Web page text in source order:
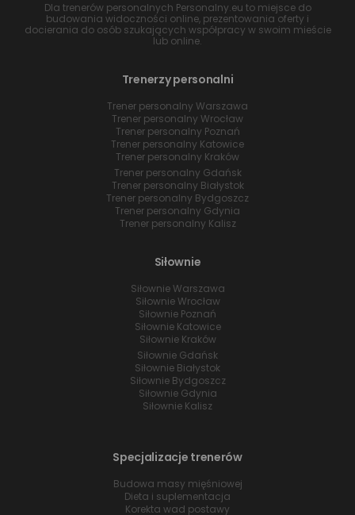
Dla trenerów personalnych Personalny.eu to miejsce do
budowania widoczności online, prezentowania oferty i
docierania do osób szukających współpracy w swoim mieście
lub online.
Trenerzy personalni
Trener personalny Warszawa
Trener personalny Wrocław
Trener personalny Poznań
Trener personalny Katowice
Trener personalny Kraków
Trener personalny Gdańsk
Trener personalny Białystok
Trener personalny Bydgoszcz
Trener personalny Gdynia
Trener personalny Kalisz
Siłownie
Siłownie Warszawa
Siłownie Wrocław
Siłownie Poznań
Siłownie Katowice
Siłownie Kraków
Siłownie Gdańsk
Siłownie Białystok
Siłownie Bydgoszcz
Siłownie Gdynia
Siłownie Kalisz
Specjalizacje trenerów
Budowa masy mięśniowej
Dieta i suplementacja
Korekta wad postawy